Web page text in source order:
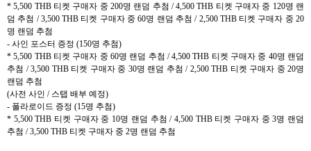
* 5,500 THB 티켓 구매자 중 200명 랜덤 추첨 / 4,500 THB 티켓 구매자 중 120명 랜
덤 추첨 / 3,500 THB 티켓 구매자 중 60명 랜덤 추첨/ 2,500 THB 티켓 구매자 중 20
명 랜덤 추첨
- 사인 포스터 증정 (150명 추첨)
* 5,500 THB 티켓 구매자 중 60명 랜덤 추첨 / 4,500 THB 티켓 구매자 중 40명 랜덤
추첨 / 3,500 THB 티켓 구매자 중 30명 랜덤 추첨 / 2,500 THB 티켓 구매자 중 20명
랜덤 추첨
(사전 사인 / 스탭 배부 예정)
- 폴라로이드 증정 (15명 추첨)
* 5,500 THB 티켓 구매자 중 10명 랜덤 추첨 / 4,500 THB 티켓 구매자 중 3명 랜덤
추첨 / 3,500 THB 티켓 구매자 중 2명 랜덤 추첨